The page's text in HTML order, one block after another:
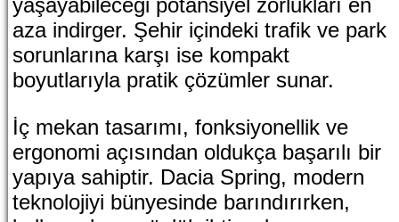
yaşayabileceği potansiyel zorlukları en
aza indirger. Şehir içindeki trafik ve park
sorunlarına karşı ise kompakt
boyutlarıyla pratik çözümler sunar.
İç mekan tasarımı, fonksiyonellik ve
ergonomi açısından oldukça başarılı bir
yapıya sahiptir. Dacia Spring, modern
teknolojiyi bünyesinde barındırırken,